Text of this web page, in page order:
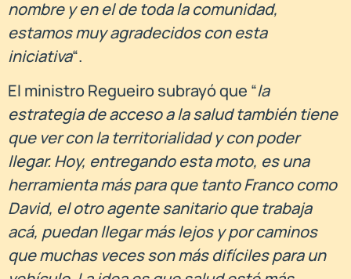
nombre y en el de toda la comunidad,
estamos muy agradecidos con esta
iniciativa“.
El ministro Regueiro subrayó que “la
estrategia de acceso a la salud también tiene
que ver con la territorialidad y con poder
llegar. Hoy, entregando esta moto, es una
herramienta más para que tanto Franco como
David, el otro agente sanitario que trabaja
acá, puedan llegar más lejos y por caminos
que muchas veces son más difíciles para un